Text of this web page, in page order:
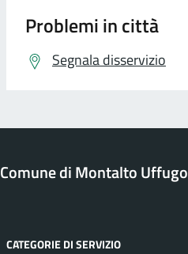
Problemi in città
Segnala disservizio
Comune di Montalto Uffugo
CATEGORIE DI SERVIZIO